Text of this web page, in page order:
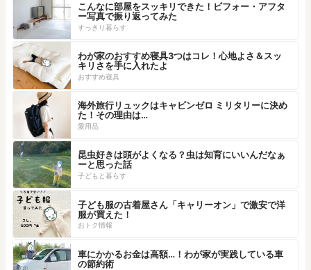
こんなに部屋をスッキリできた！ビフォー・アフタ
ー写真で振り返ってみた
すっきり暮らす
わが家のおすすめ寝具3つはコレ！心地よさ＆スッ
キリさを手に入れたよ
おすすめ寝具
海外旅行リュックはキャビンゼロ ミリタリーに決め
た！その理由は…
愛用品
昆虫好きは頭がよくなる？虫は知育にいいんだなぁ
ーと思った話
子どもと暮らす
子ども服の古着屋さん「キャリーオン」で激安で洋
服が買えた！
おトク情報
車にかかるお金は高額…！わが家が実践している車
の節約術